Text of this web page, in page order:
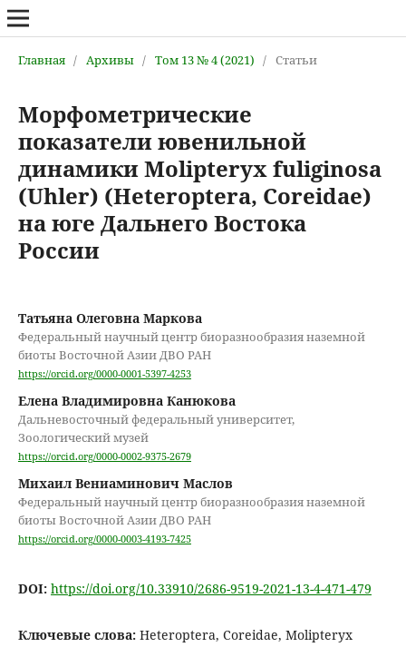
Главная / Архивы / Том 13 № 4 (2021) / Статьи
Морфометрические
показатели ювенильной
динамики Molipteryx fuliginosa
(Uhler) (Heteroptera, Coreidae)
на юге Дальнего Востока
России
Татьяна Олеговна Маркова
Федеральный научный центр биоразнообразия наземной
биоты Восточной Азии ДВО РАН
https://orcid.org/0000-0001-5397-4253
Елена Владимировна Канюкова
Дальневосточный федеральный университет,
Зоологический музей
https://orcid.org/0000-0002-9375-2679
Михаил Вениаминович Маслов
Федеральный научный центр биоразнообразия наземной
биоты Восточной Азии ДВО РАН
https://orcid.org/0000-0003-4193-7425
DOI: https://doi.org/10.33910/2686-9519-2021-13-4-471-479
Ключевые слова: Heteroptera, Coreidae, Molipteryx